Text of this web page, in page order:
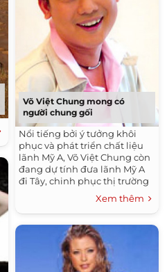
Võ Việt Chung mong có
người chung gối
Nổi tiếng bởi ý tưởng khôi
phục và phát triển chất liệu
lãnh Mỹ A, Võ Việt Chung còn
đang dự tính đưa lãnh Mỹ A
đi Tây, chinh phục thị trường
lớn trên thế giới. Tên anh
đang được kỳ vọng như người
tiên phong trong việc đưa
thời trang Việt hội nhập.
Xem thêm